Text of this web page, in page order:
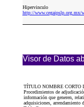
Hipervinculo
http://www.cegaipslp.org.mx/
Visor de Datos
TÍTULO NOMBRE CORTO
Procedimientos de
información que generen,
adquisiciones, arrendamiento